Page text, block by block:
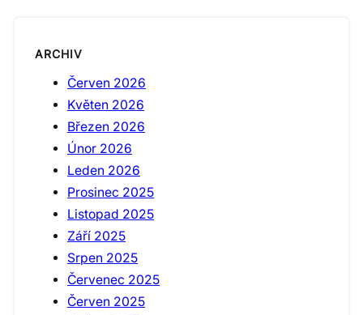
ARCHIV
Červen 2026
Květen 2026
Březen 2026
Únor 2026
Leden 2026
Prosinec 2025
Listopad 2025
Září 2025
Srpen 2025
Červenec 2025
Červen 2025